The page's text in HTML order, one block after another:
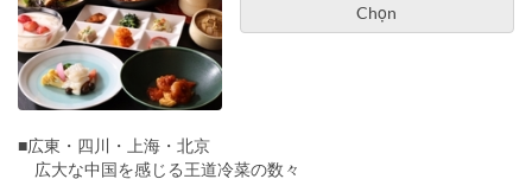
Chọn
■広東・四川・上海・北京
広大な中国を感じる王道冷菜の数々